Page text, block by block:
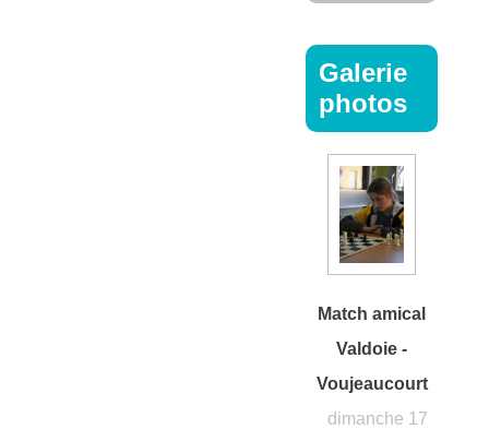
Galerie
photos
Match amical
Valdoie -
Voujeaucourt
dimanche 17